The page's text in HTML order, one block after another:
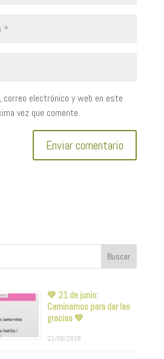
correo electrónico y web en este
vez que comente.
💚 21 de junio:
Caminamos para dar las
gracias 💚
22/06/2026